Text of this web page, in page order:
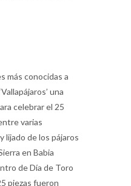
más conocidas a
una
celebrar el 25
varias
lijado de los pájaros
en Babia
de Día de Toro
piezas fueron